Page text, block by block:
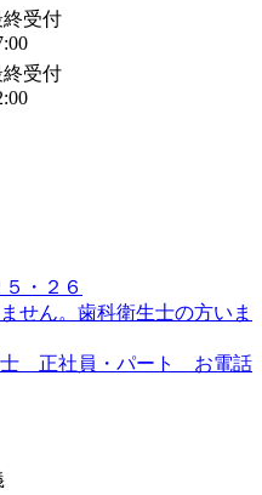
終受付
終受付
・２６
せん。歯科衛生士の方いま
正社員・パート お電話